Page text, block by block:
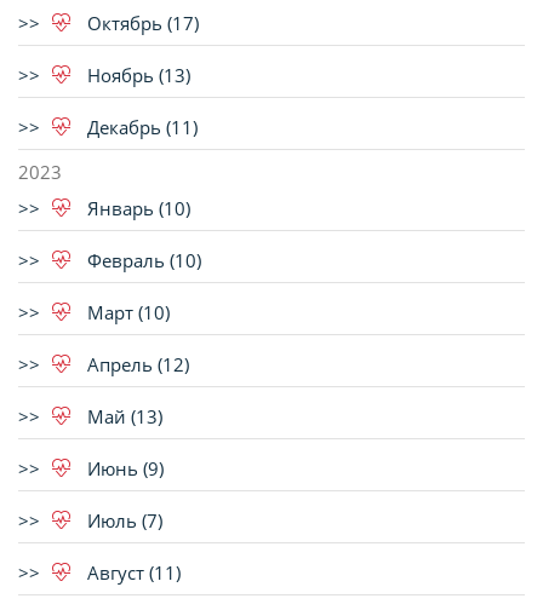
Октябрь (17)
Ноябрь (13)
Декабрь (11)
2023
Январь (10)
Февраль (10)
Март (10)
Апрель (12)
Май (13)
Июнь (9)
Июль (7)
Август (11)